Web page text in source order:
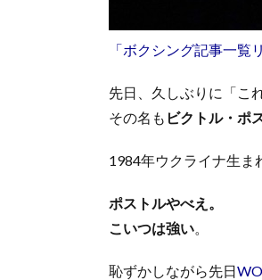
「ボクシング記事一覧
先日、久しぶりに「こ
その名も ビクトル・ポ
1984年ウクライナ生ま
ポストルやべえ。
こいつは強い
恥ずかしながら先日